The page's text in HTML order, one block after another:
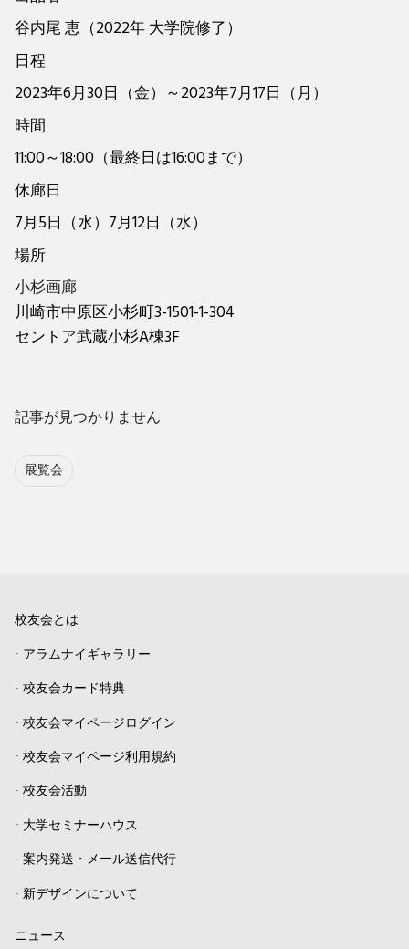
谷内尾 恵（2022年 大学院修了）
日程
2023年6月30日（金）～2023年7月17日（月）
時間
11:00～18:00（最終日は16:00まで）
休廊日
7月5日（水）7月12日（水）
場所
小杉画廊
川崎市中原区小杉町3-1501-1-304
セントア武蔵小杉A棟3F
記事が見つかりません
展覧会
校友会とは
- アラムナイギャラリー
- 校友会カード特典
- 校友会マイページログイン
- 校友会マイページ利用規約
- 校友会活動
- 大学セミナーハウス
- 案内発送・メール送信代行
- 新デザインについて
ニュース